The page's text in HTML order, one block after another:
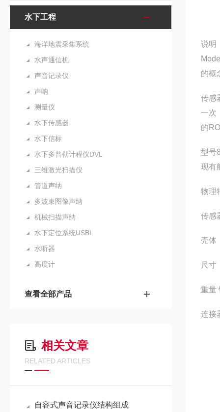
水下工程
海洋地震采集系统
水声通信机
声音记录仪
声呐
测量仪
水下传感器
水下信标
水下多普勒计程仪DVL
三维激光扫描仪
管道声纳
多波束图像声纳
机械扫描声纳
水下定位系统USBL
水听器
高度计
查看全部产品
相关文章
RELATED ARTICLES
自容式声音记录仪结构组成
说明
的概
传感
一次
的
型号
现有
物理
传感
壳体
尺寸
重量
连接